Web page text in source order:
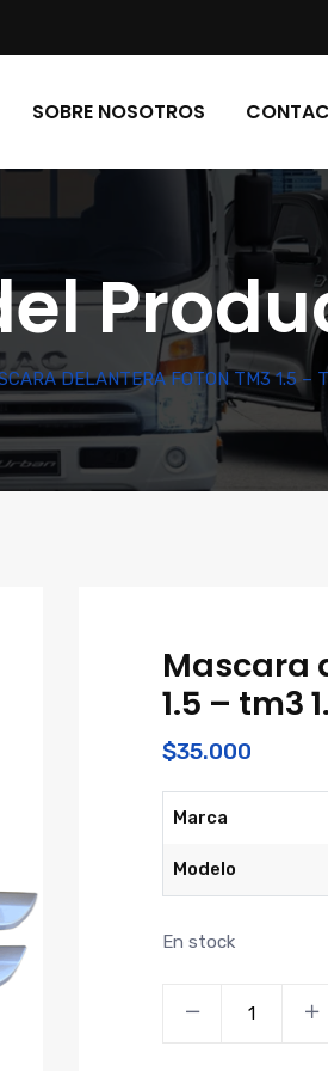
SOBRE NOSOTROS
DELANTERA FOTON TM3 1.5 –
Mascara
1.5 – tm3
$35.000
Marca
Modelo
En stock